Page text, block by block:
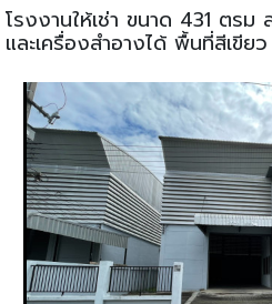
โรงงานให้เช่า ขนาด 431 ตรม
และเครื่องสำอางได้ พื้นที่สีเขี